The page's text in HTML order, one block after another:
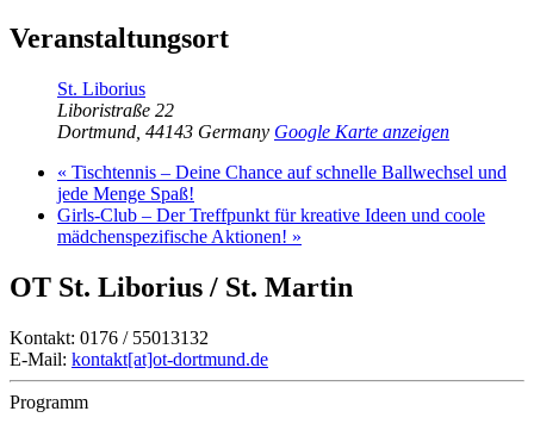
Veranstaltungsort
St. Liborius
Liboristraße 22
Dortmund 44143 Germany Google Karte anzeigen
« Tischtennis – Deine Chance auf schnelle Ballwechsel und
jede Menge Spaß!
Girls-Club – Der Treffpunkt für kreative Ideen und coole
mädchenspezifische Aktionen! »
OT St. Liborius / St. Martin
Kontakt: 0176 / 55013132
E-Mail: kontakt[at]ot-dortmund.de
Programm